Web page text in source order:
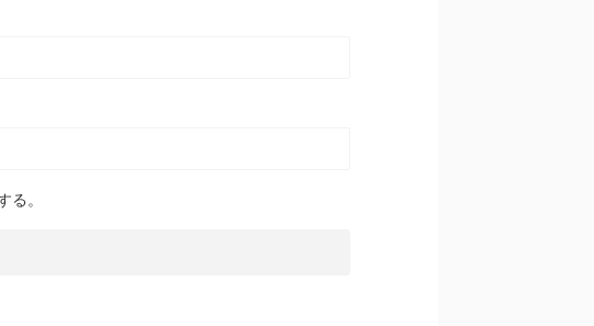
。